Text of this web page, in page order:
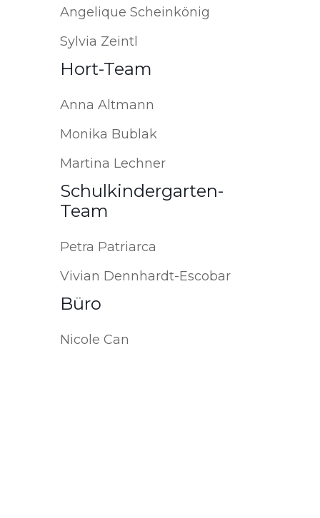
Angelique Scheinkönig
Sylvia Zeintl
Hort-Team
Anna Altmann
Monika Bublak
Martina Lechner
Schulkindergarten-
Team
Petra Patriarca
Vivian Dennhardt-Escobar
Büro
Nicole Can